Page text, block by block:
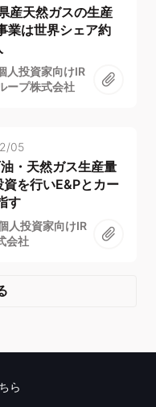
産天然ガスの生産
は世界シェア約
人投資家向けIR
ープ株式会社
05
・天然ガス生産量
を行いE&Pとカー
す
人投資家向けIR
会社
ら